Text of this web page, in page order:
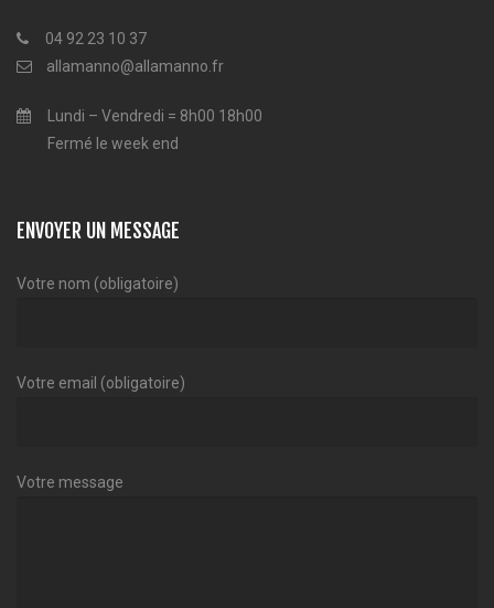
04 92 23 10 37
allamanno@allamanno.fr
Lundi – Vendredi = 8h00 18h00
Fermé le week end
ENVOYER UN MESSAGE
Votre nom (obligatoire)
Votre email (obligatoire)
Votre message